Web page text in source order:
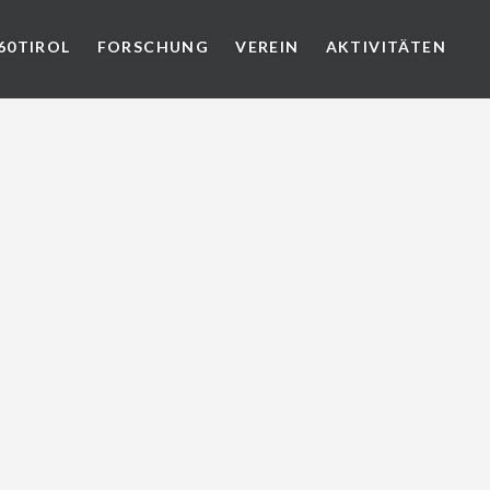
FORSCHUNG VEREIN AKTIVITÄTEN